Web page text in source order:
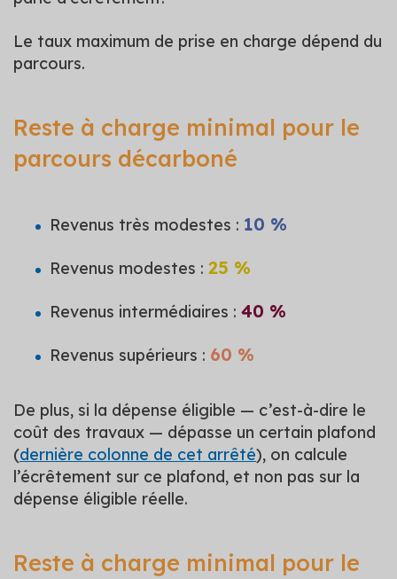
Le taux maximum de prise en charge dépend du
parcours.
Reste à charge minimal pour le
parcours décarboné
Revenus très modestes : 10 %
Revenus modestes : 25 %
Revenus intermédiaires : 40 %
Revenus supérieurs : 60 %
De plus, si la dépense éligible — c’est-à-dire le
coût des travaux — dépasse un certain plafond
(dernière colonne de cet arrêté), on calcule
l’écrêtement sur ce plafond, et non pas sur la
dépense éligible réelle.
Reste à charge minimal pour le